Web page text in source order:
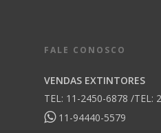
FALE CONOSCO
VENDAS EXTINTORES
TEL: 11-2450-6878 /TEL:
11-94440-5579